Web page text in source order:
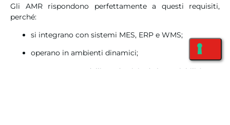
Gli AMR rispondono perfettamente a questi requisiti,
perché:
si integrano con sistemi MES, ERP e WMS;
operano in ambienti dinamici;
supportano modelli produttivi ad alta variabilità.